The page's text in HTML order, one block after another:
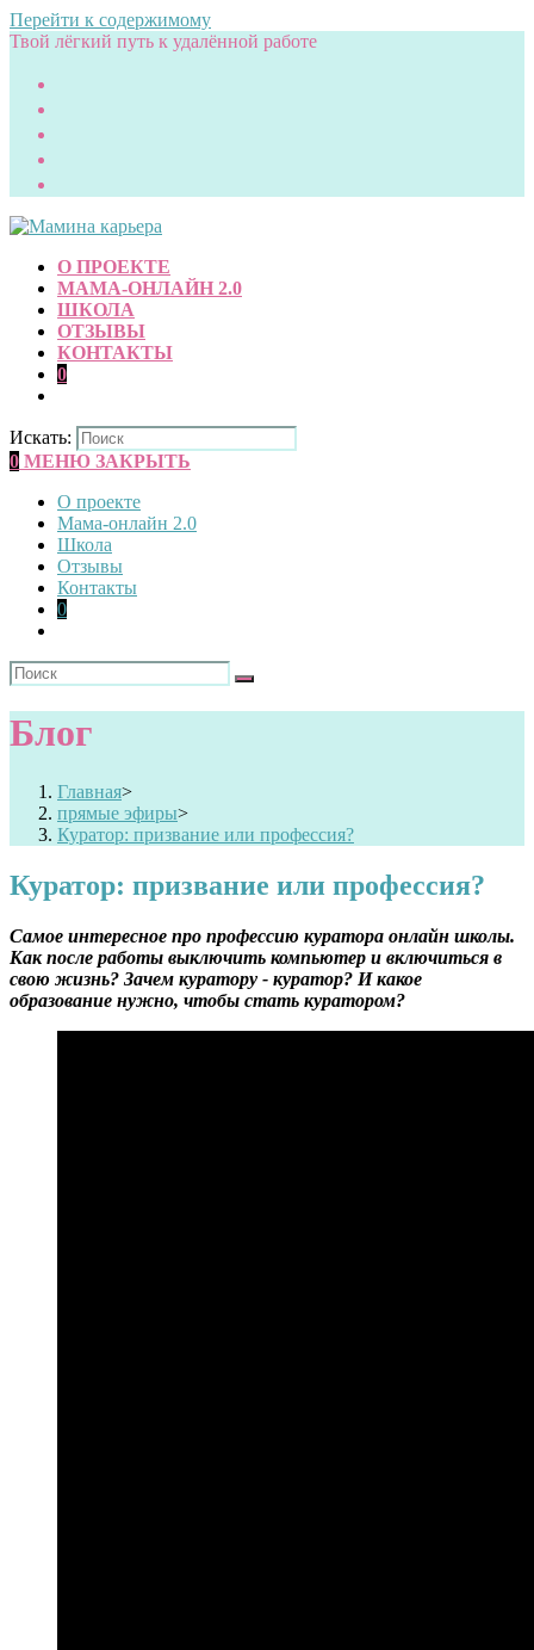
Перейти к содержимому
Твой лёгкий путь к удалённой работе
О ПРОЕКТЕ
МАМА-ОНЛАЙН 2.0
ШКОЛА
ОТЗЫВЫ
КОНТАКТЫ
0
Искать:
0 МЕНЮ ЗАКРЫТЬ
О проекте
Мама-онлайн 2.0
Школа
Отзывы
Контакты
0
Блог
Главная>
прямые эфиры>
Куратор: призвание или профессия?
Куратор: призвание или профессия?
Самое интересное про профессию куратора онлайн школы.
Как после работы выключить компьютер и включиться в
свою жизнь? Зачем куратору - куратор? И какое
образование нужно, чтобы стать куратором?